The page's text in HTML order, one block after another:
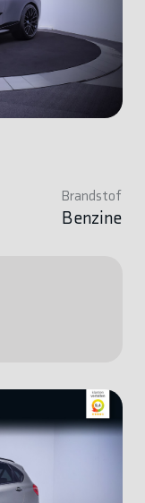
Brandstof
Benzine